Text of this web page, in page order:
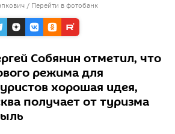
/ Перейти в фотобанк
Собянин отметил, что
режима для
хорошая идея,
получает от туризма